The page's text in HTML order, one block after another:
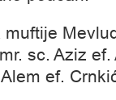
sc. Aziz
ef.